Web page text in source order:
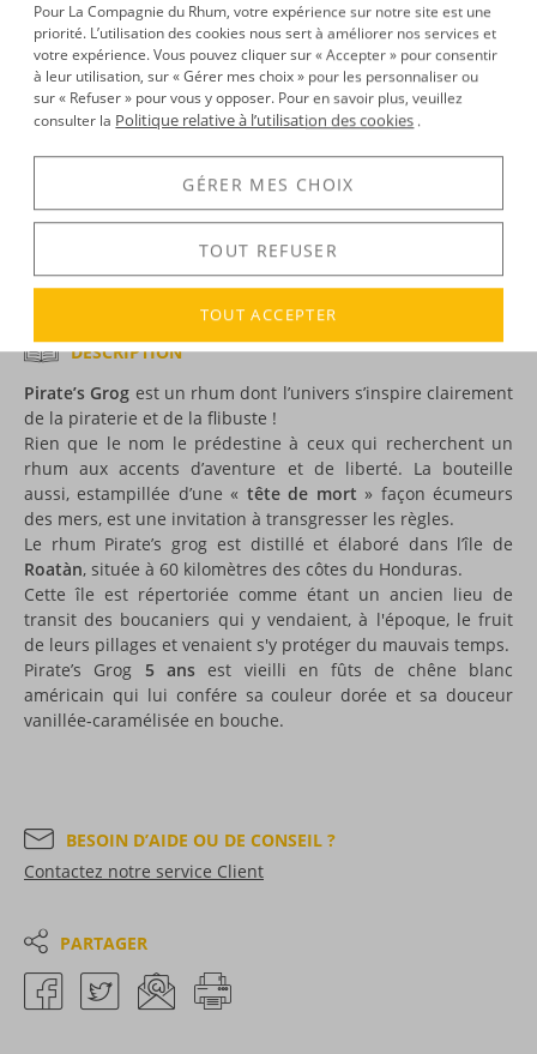
Distillation :Colonne
Environnement de vieillissement :Tropical
Volume :70CL
Degré :37.5°
DÉCOUVERTE
Voir tous les produits :Pirate's Grog
DESCRIPTION
Pirate’s Grog est un rhum dont l’univers s’inspire clairement
de la piraterie et de la flibuste !
Rien que le nom le prédestine à ceux qui recherchent un
rhum aux accents d’aventure et de liberté. La bouteille
aussi, estampillée d’une « tête de mort » façon écumeurs
des mers, est une invitation à transgresser les règles.
Le rhum Pirate’s grog est distillé et élaboré dans l’île de
Roatàn, située à 60 kilomètres des côtes du Honduras.
Cette île est répertoriée comme étant un ancien lieu de
transit des boucaniers qui y vendaient, à l'époque, le fruit
de leurs pillages et venaient s'y protéger du mauvais temps.
Pirate’s Grog 5 ans est vieilli en fûts de chêne blanc
américain qui lui confére sa couleur dorée et sa douceur
vanillée-caramélisée en bouche.
BESOIN D’AIDE OU DE CONSEIL ?
Contactez notre service Client
PARTAGER
Pour La Compagnie du Rhum, votre expérience sur notre site est une
priorité. L’utilisation des cookies nous sert à améliorer nos services et
votre expérience. Vous pouvez cliquer sur « Accepter » pour consentir
à leur utilisation, sur « Gérer mes choix » pour les personnaliser ou
sur « Refuser » pour vous y opposer. Pour en savoir plus, veuillez
consulter la Politique relative à l’utilisation des cookies .
GÉRER MES CHOIX
TOUT REFUSER
TOUT ACCEPTER